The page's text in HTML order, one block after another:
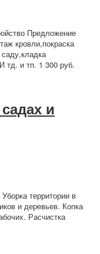
Предложение
кровли,покраска
тд. и тп. 1 300 руб.
и
территории в
и деревьев. Копка
Расчистка